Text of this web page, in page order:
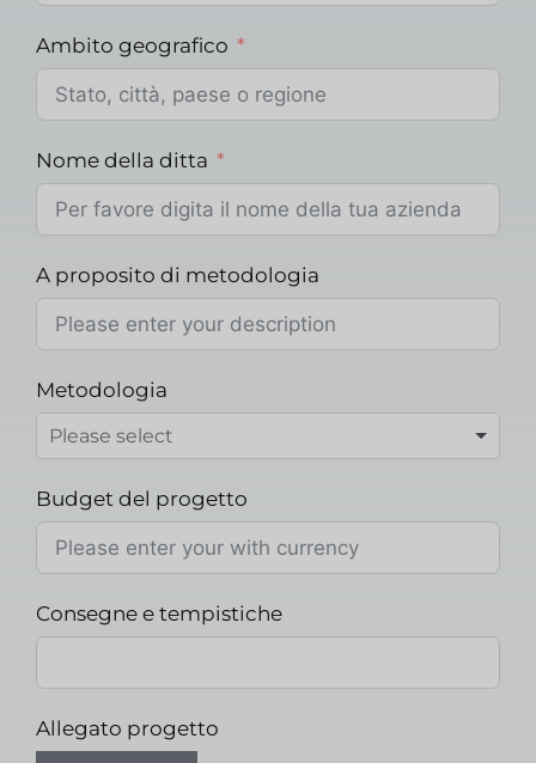
Ambito geografico
Nome della ditta
A proposito di metodologia
Metodologia
Budget del progetto
Consegne e tempistiche
Allegato progetto